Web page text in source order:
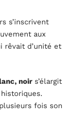
s’inscrivent
aux
rêvait d’unité et
noirs’élargit
fois son